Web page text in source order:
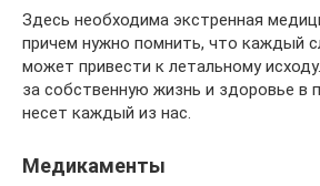
Здесь необходима экстренная
причем нужно помнить, что каждый
может привести к летальному
за собственную жизнь и здоровье в
несет каждый из нас.
Медикаменты